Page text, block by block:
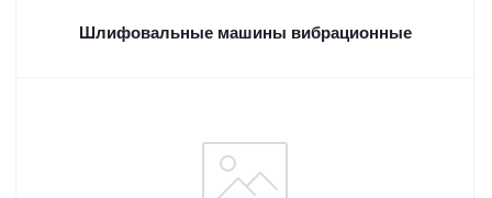
Шлифовальные машины вибрационные